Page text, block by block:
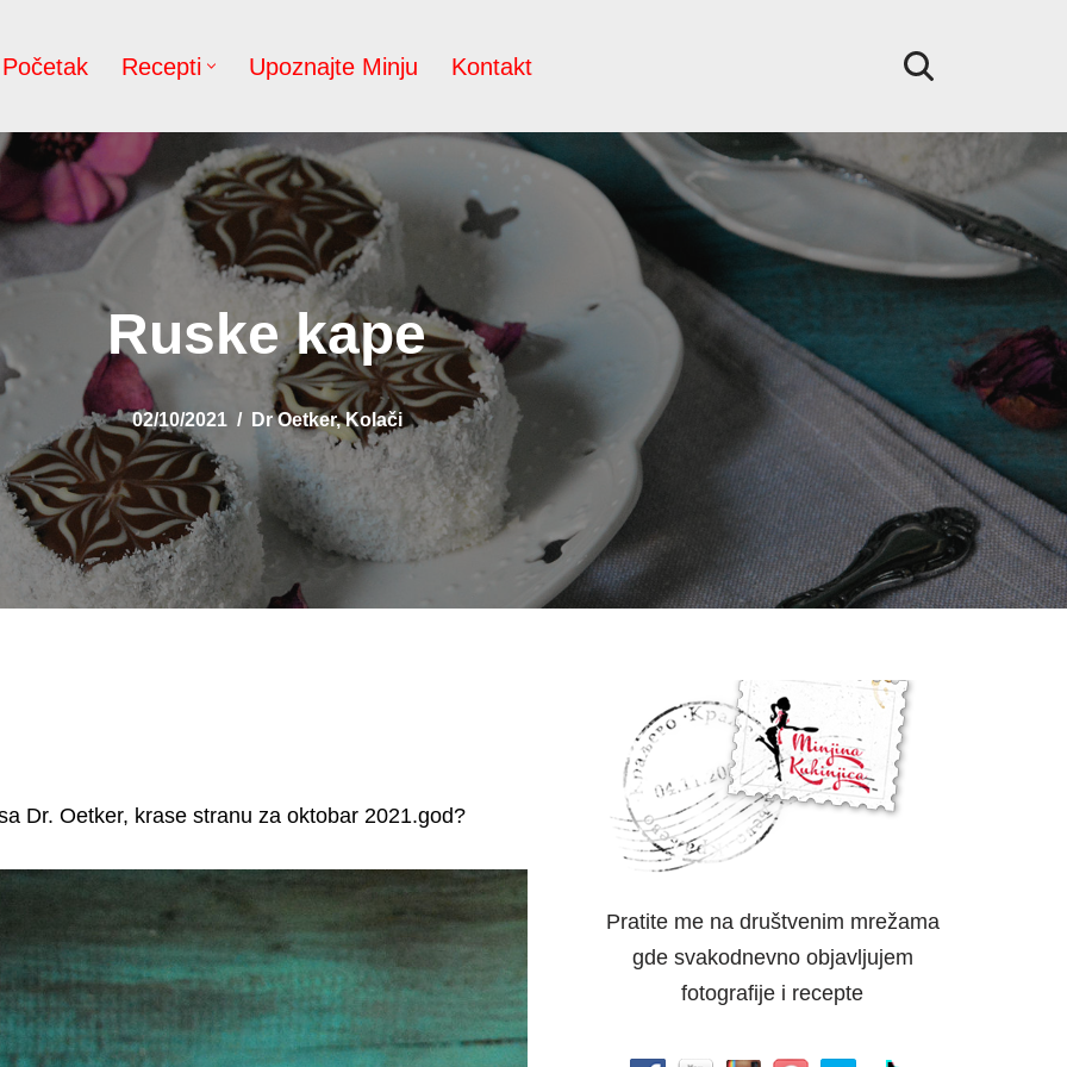
Početak Recepti Upoznajte Minju Kontakt
Ruske kape
02/10/2021 Dr Oetker,Kolači
Dr. Oetker, krase stranu za oktobar 2021.god?
Pratite me na društvenim mrežama
gde svakodnevno objavljujem
fotografije i recepte